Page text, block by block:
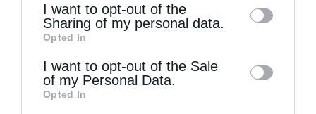
information by third parties on the IAB’s list
of downstream participants. This
information may also be disclosed by us to
third parties on theIAB’s List of
Downstream Participants
I want to opt-out of the
Sharing of my personal data.
Opted In
I want to opt-out of the Sale
of my Personal Data.
Opted In